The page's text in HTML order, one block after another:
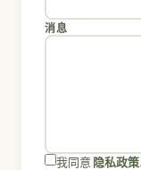
消息
我同意 隐私政策